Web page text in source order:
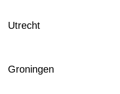
Utrecht
Groningen